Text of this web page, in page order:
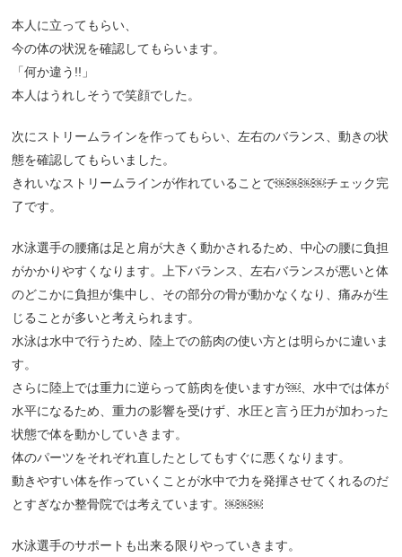
本人に立ってもらい、
今の体の状況を確認してもらいます。
「何か違う!!」
本人はうれしそうで笑顔でした。
次にストリームラインを作ってもらい、左右のバランス、動きの状
態を確認してもらいました。
きれいなストリームラインが作れていることで￼￼￼￼チェック完
了です。
水泳選手の腰痛は足と肩が大きく動かされるため、中心の腰に負担
がかかりやすくなります。上下バランス、左右バランスが悪いと体
のどこかに負担が集中し、その部分の骨が動かなくなり、痛みが生
じることが多いと考えられます。
水泳は水中で行うため、陸上での筋肉の使い方とは明らかに違いま
す。
さらに陸上では重力に逆らって筋肉を使いますが￼、水中では体が
水平になるため、重力の影響を受けず、水圧と言う圧力が加わった
状態で体を動かしていきます。
体のパーツをそれぞれ直したとしてもすぐに悪くなります。
動きやすい体を作っていくことが水中で力を発揮させてくれるのだ
とすぎなか整骨院では考えています。￼￼￼
水泳選手のサポートも出来る限りやっていきます。